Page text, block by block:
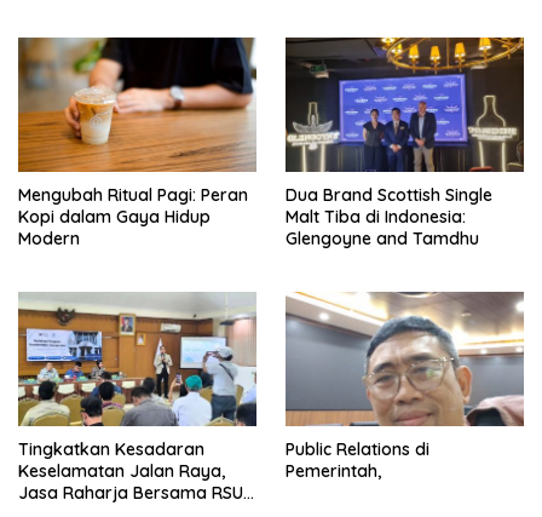
Mengubah Ritual Pagi: Peran
Kopi dalam Gaya Hidup
Modern
Dua Brand Scottish Single
Malt Tiba di Indonesia:
Glengoyne and Tamdhu
Tingkatkan Kesadaran
Keselamatan Jalan Raya,
Jasa Raharja Bersama RSU
Public Relations di
Pemerintah,